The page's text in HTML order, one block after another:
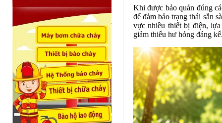
Khi được bảo quản đúng
để đảm bảo trạng thái sẵn
vực nhiều thiết bị điện,
giảm thiểu hư hỏng đáng